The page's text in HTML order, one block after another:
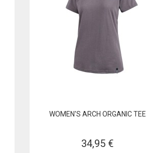
WOMEN'S ARCH ORGANIC TEE
34,95 €